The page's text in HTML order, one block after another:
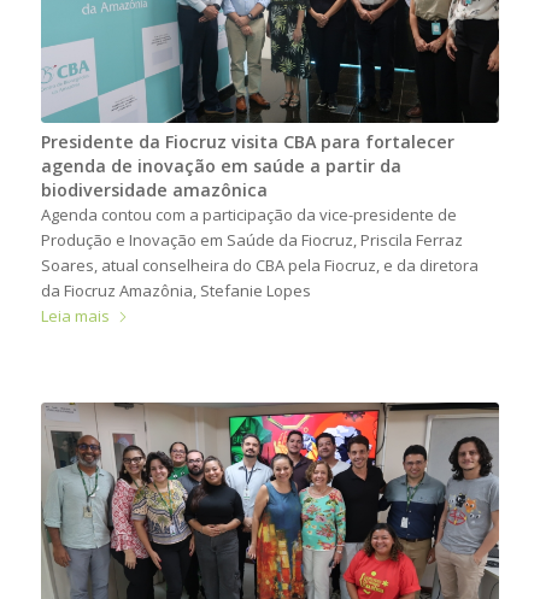
Presidente da Fiocruz visita CBA para fortalecer
agenda de inovação em saúde a partir da
biodiversidade amazônica
Agenda contou com a participação da vice-presidente de
Produção e Inovação em Saúde da Fiocruz, Priscila Ferraz
Soares, atual conselheira do CBA pela Fiocruz, e da diretora
da Fiocruz Amazônia, Stefanie Lopes
Leia mais